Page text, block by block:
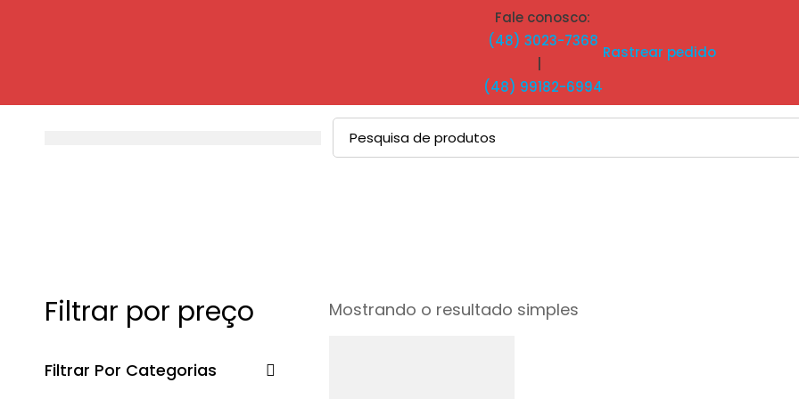
Fale conosco:
(48) 3023-7368
(48) 99182-6994
Rastrear pedido
Procurar
por:
Filtrar por preço
Filtrar Por Categorias
Mostrando o resultado simples